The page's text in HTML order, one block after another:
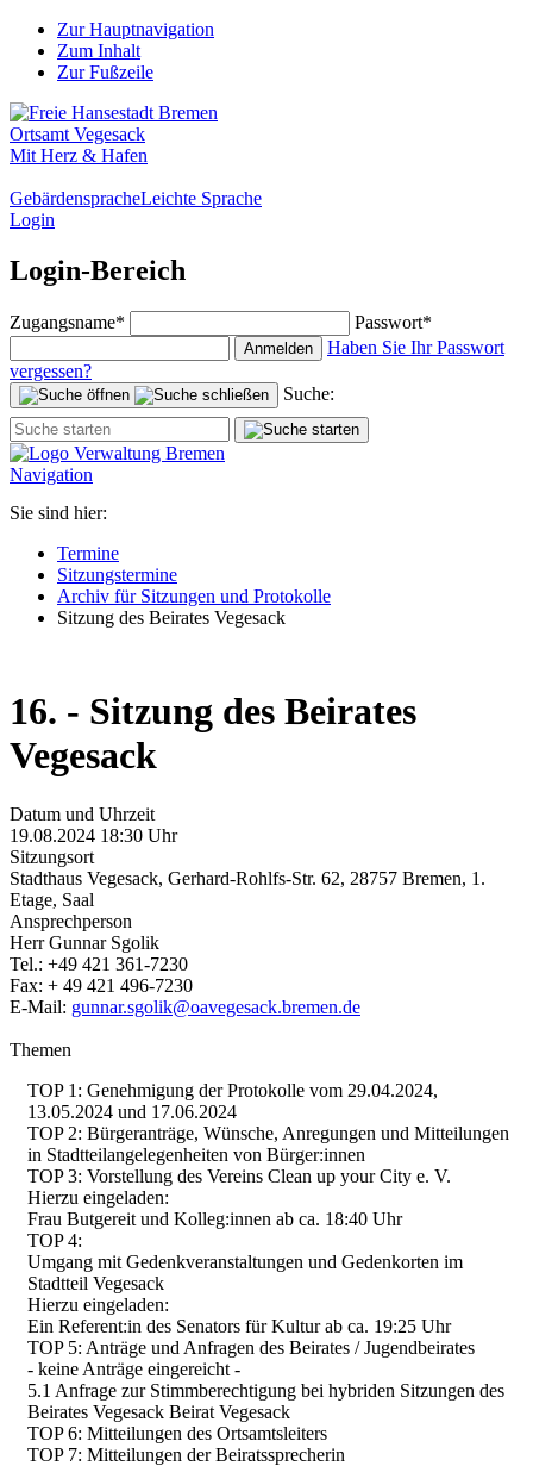
Zur Hauptnavigation
Zum Inhalt
Zur Fußzeile
Ortsamt Vegesack
Mit Herz & Hafen
GebärdenspracheLeichte Sprache
Login
Login-Bereich
Zugangsname* Passwort*
Anmelden
Haben Sie Ihr Passwort
vergessen?
Suche:
Navigation
Sie sind hier:
Termine
Sitzungstermine
Archiv für Sitzungen und Protokolle
Sitzung des Beirates Vegesack
16. - Sitzung des Beirates
Vegesack
Datum und Uhrzeit
19.08.2024 18:30 Uhr
Sitzungsort
Stadthaus Vegesack, Gerhard-Rohlfs-Str. 62, 28757 Bremen, 1.
Etage, Saal
Ansprechperson
Herr Gunnar Sgolik
Tel.: +49 421 361-7230
Fax: + 49 421 496-7230
E-Mail: gunnar.sgolik@oavegesack.bremen.de
Themen
TOP 1: Genehmigung der Protokolle vom 29.04.2024,
13.05.2024 und 17.06.2024
TOP 2: Bürgeranträge, Wünsche, Anregungen und Mitteilungen
in Stadtteilangelegenheiten von Bürger:innen
TOP 3: Vorstellung des Vereins Clean up your City e. V.
Hierzu eingeladen:
Frau Butgereit und Kolleg:innen ab ca. 18:40 Uhr
TOP 4:
Umgang mit Gedenkveranstaltungen und Gedenkorten im
Stadtteil Vegesack
Hierzu eingeladen:
Ein Referent:in des Senators für Kultur ab ca. 19:25 Uhr
TOP 5: Anträge und Anfragen des Beirates / Jugendbeirates
- keine Anträge eingereicht -
5.1 Anfrage zur Stimmberechtigung bei hybriden Sitzungen des
Beirates Vegesack Beirat Vegesack
TOP 6: Mitteilungen des Ortsamtsleiters
TOP 7: Mitteilungen der Beiratssprecherin